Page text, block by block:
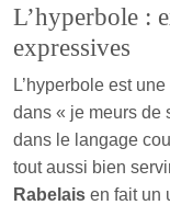
L’hyperbole :
expressives
L’hyperbole est
dans « je meurs de
dans le langage
tout aussi bien
Rabelais en fait un